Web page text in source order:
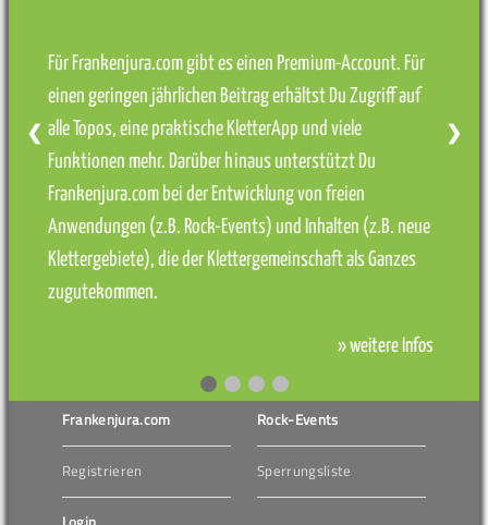
Für Frankenjura.com gibt es einen Premium-Account. Für
einen geringen jährlichen Beitrag erhältst Du Zugriff auf
alle Topos, eine praktische KletterApp und viele
Funktionen mehr. Darüber hinaus unterstützt Du
Frankenjura.com bei der Entwicklung von freien
Anwendungen (z.B. Rock-Events) und Inhalten (z.B. neue
Klettergebiete), die der Klettergemeinschaft als Ganzes
zugutekommen.
» weitere Infos
❮ ❯
Frankenjura.com
Registrieren
Rock-Events
Sperrungsliste